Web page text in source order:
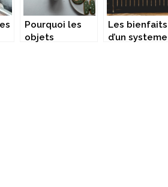
Pourquoi les
objets
Les bienfaits
d’un systeme